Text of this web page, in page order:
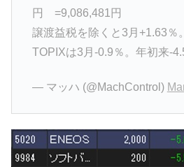
円 =9,086,481円
譲渡益税を除くと3月+1.63％
TOPIXは3月-0.9％。年初来-
— マッハ (@MachControl)